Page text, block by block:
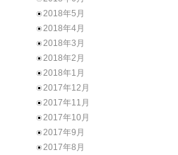
2018年5月
2018年4月
2018年3月
2018年2月
2018年1月
2017年12月
2017年11月
2017年10月
2017年9月
2017年8月